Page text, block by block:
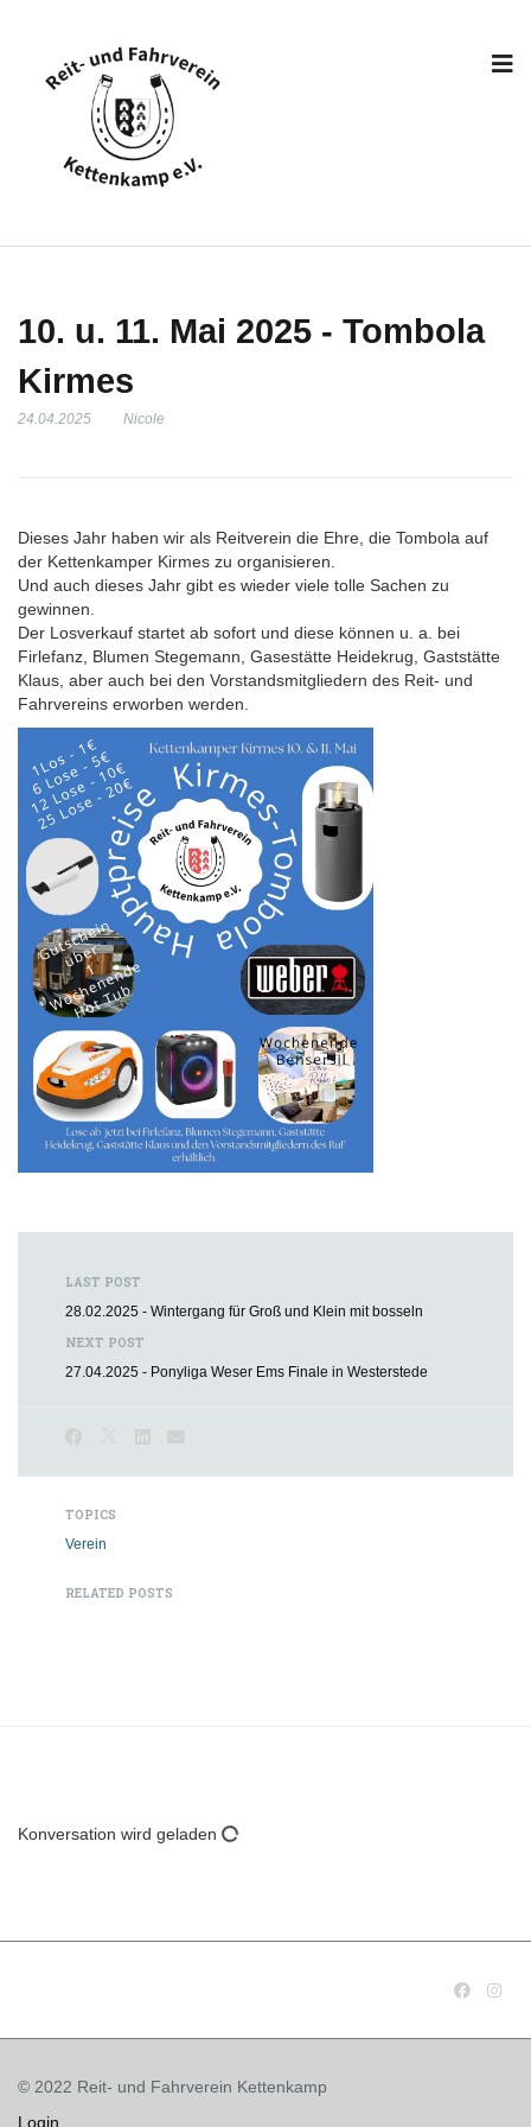
10. u. 11. Mai 2025 - Tombola
Kirmes
24.04.2025 Nicole
Dieses Jahr haben wir als Reitverein die Ehre, die Tombola auf
der Kettenkamper Kirmes zu organisieren.
Und auch dieses Jahr gibt es wieder viele tolle Sachen zu
gewinnen.
Der Losverkauf startet ab sofort und diese können u. a. bei
Firlefanz, Blumen Stegemann, Gasestätte Heidekrug, Gaststätte
Klaus, aber auch bei den Vorstandsmitgliedern des Reit- und
Fahrvereins erworben werden.
LAST POST
28.02.2025 - Wintergang für Groß und Klein mit bosseln
NEXT POST
27.04.2025 - Ponyliga Weser Ems Finale in Westerstede
TOPICS
Verein
RELATED POSTS
Konversation wird geladen
© 2022 Reit- und Fahrverein Kettenkamp
Login